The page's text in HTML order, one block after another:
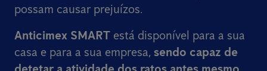
possam causar prejuízos.
Anticimex SMART está disponível para a sua
casa e para a sua empresa, sendo capaz de